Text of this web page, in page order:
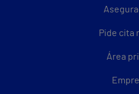
Pide cita
Área